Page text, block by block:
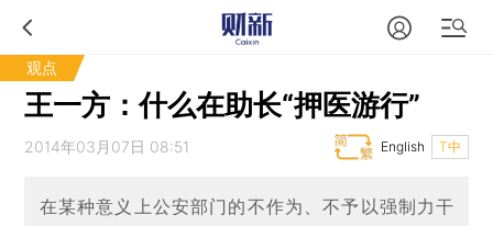
观点
王一方：什么在助长“押医游行”
2014年03月07日 08:51 T中
English
在某种意义上公安部门的不作为、不予以强制力干